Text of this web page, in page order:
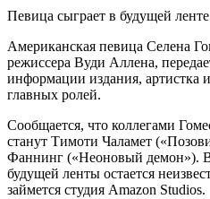
Певица сыграет в будущей
Американская певица Селена
режиссера Вуди Аллена,
информации издания, артистка
главных ролей.
Сообщается, что коллегами
станут Тимоти Чаламет
Фаннинг («Неоновый демон»). В
будущей ленты остается
займется студия Amazon Studios.